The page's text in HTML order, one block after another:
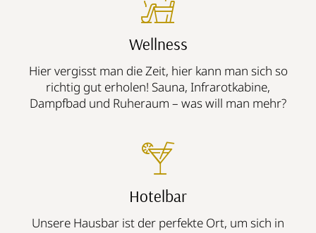
Wellness
Hier vergisst man die Zeit, hier kann man sich so
richtig gut erholen! Sauna, Infrarotkabine,
Dampfbad und Ruheraum – was will man mehr?
Hotelbar
Unsere Hausbar ist der perfekte Ort, um sich in